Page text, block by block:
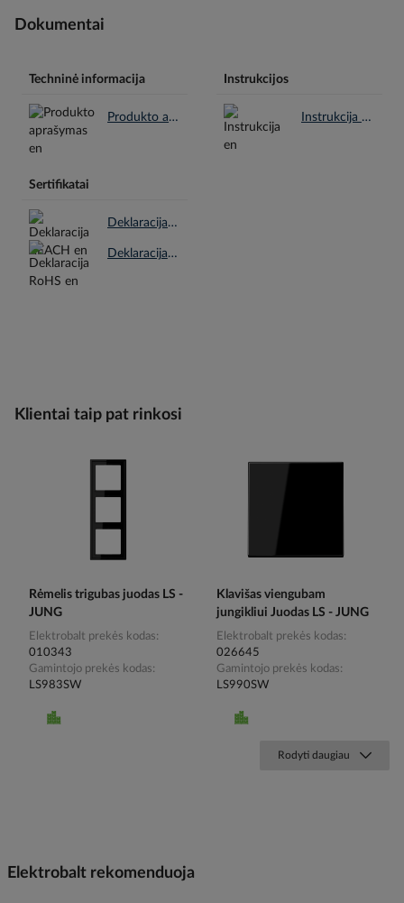
Dokumentai
Techninė informacija
Produkto aprašymas en.pdf
Instrukcijos
Instrukcija en.pdf
Sertifikatai
Deklaracija REACH en.pdf
Deklaracija RoHS en.pdf
Klientai taip pat rinkosi
Rėmelis trigubas juodas LS -
JUNG
Elektrobalt prekės kodas
010343
Gamintojo prekės kodas
LS983SW
Klavišas viengubam
jungikliui Juodas LS - JUNG
Elektrobalt prekės kodas
026645
Gamintojo prekės kodas
LS990SW
Rodyti daugiau
Elektrobalt rekomenduoja